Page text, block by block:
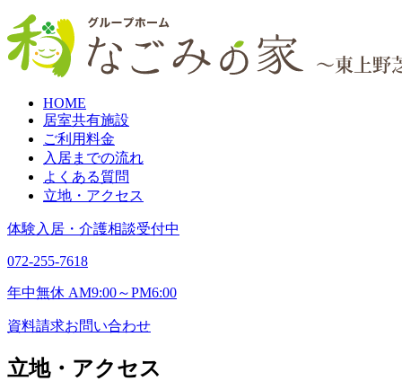
HOME
居室共有施設
ご利用料金
入居までの流れ
よくある質問
立地・アクセス
体験入居・介護相談受付中
072-255-7618
年中無休 AM9:00～PM6:00
資料請求お問い合わせ
立地・アクセス